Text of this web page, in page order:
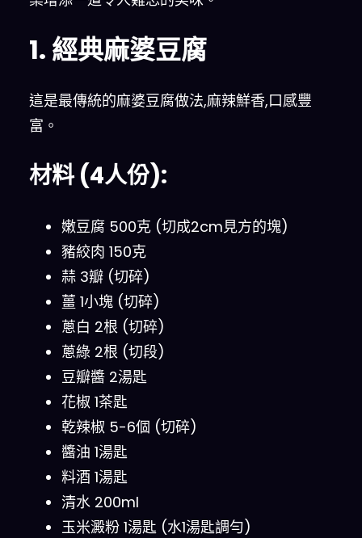
1. 經典麻婆豆腐
這是最傳統的麻婆豆腐做法,麻辣鮮香,口感豐
富。
材料 (4人份):
嫩豆腐 500克 (切成2cm見方的塊)
豬絞肉 150克
蒜 3瓣 (切碎)
薑 1小塊 (切碎)
蔥白 2根 (切碎)
蔥綠 2根 (切段)
豆瓣醬 2湯匙
花椒 1茶匙
乾辣椒 5-6個 (切碎)
醬油 1湯匙
料酒 1湯匙
清水 200ml
玉米澱粉 1湯匙 (水1湯匙調勻)